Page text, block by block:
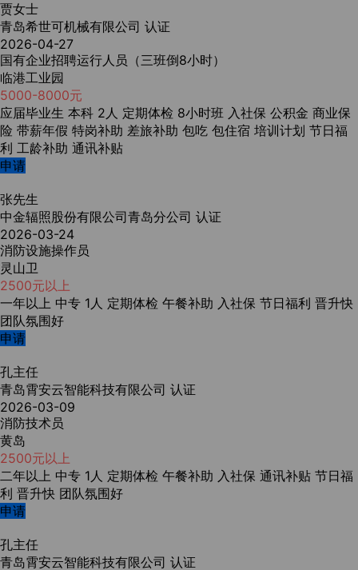
贾女士
青岛希世可机械有限公司 认证
2026-04-27
国有企业招聘运行人员（三班倒8小时）
临港工业园
5000-8000元
应届毕业生 本科 2人 定期体检 8小时班 入社保 公积金 商业保
险 带薪年假 特岗补助 差旅补助 包吃 包住宿 培训计划 节日福
利 工龄补助 通讯补贴
申请
张先生
中金辐照股份有限公司青岛分公司 认证
2026-03-24
消防设施操作员
灵山卫
2500元以上
一年以上 中专 1人 定期体检 午餐补助 入社保 节日福利 晋升快
团队氛围好
申请
孔主任
青岛霄安云智能科技有限公司 认证
2026-03-09
消防技术员
黄岛
2500元以上
二年以上 中专 1人 定期体检 午餐补助 入社保 通讯补贴 节日福
利 晋升快 团队氛围好
申请
孔主任
青岛霄安云智能科技有限公司 认证